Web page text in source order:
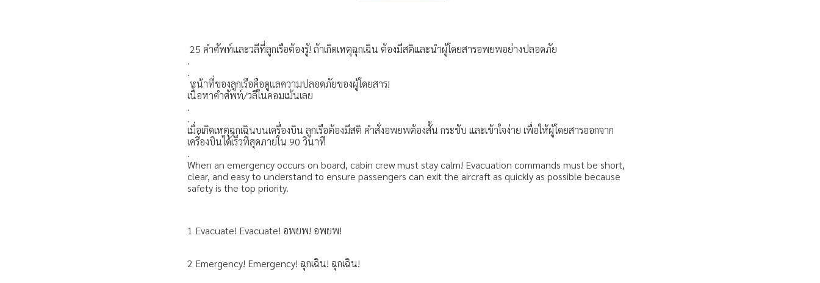
25 คำศัพท์และวลีที่ลูกเรือต้องรู้! ถ้าเกิดเหตุฉุกเฉิน ต้องมีสติและนำผู้โดยสารอพยพอย่างปลอดภัย
.
.
หน้าที่ของลูกเรือคือดูแลความปลอดภัยของผู้โดยสาร!
เนื้อหาคำศัพท์/วลีในคอมเม้นเลย
.
.
เมื่อเกิดเหตุฉุกเฉินบนเครื่องบิน ลูกเรือต้องมีสติ คำสั่งอพยพต้องสั้น กระชับ และเข้าใจง่าย เพื่อให้ผู้โดยสารออกจาก
เครื่องบินได้เร็วที่สุดภายใน 90 วินาที
.
When an emergency occurs on board, cabin crew must stay calm! Evacuation commands must be short,
clear, and easy to understand to ensure passengers can exit the aircraft as quickly as possible because
safety is the top priority.
1️ Evacuate! Evacuate! อพยพ! อพยพ!
2️ Emergency! Emergency! ฉุกเฉิน! ฉุกเฉิน!